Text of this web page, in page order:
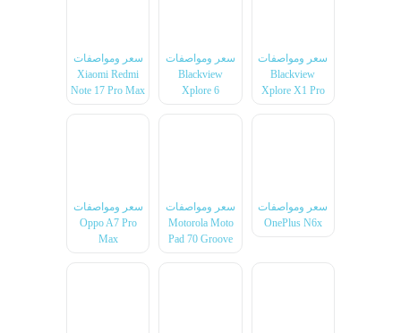
سعر ومواصفات
Blackview
Xplore X1 Pro
سعر ومواصفات
Blackview
Xplore 6
سعر ومواصفات
Xiaomi Redmi
Note 17 Pro Max
سعر ومواصفات
OnePlus N6x
سعر ومواصفات
Motorola Moto
Pad 70 Groove
سعر ومواصفات
Oppo A7 Pro
Max